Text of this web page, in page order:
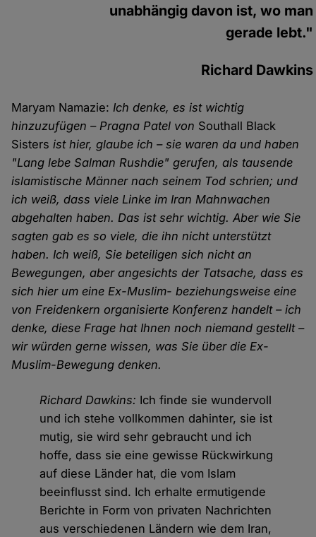
unabhängig davon ist, wo man
gerade lebt."
Richard Dawkins
Maryam Namazie:Ich denke, es ist wichtig
hinzuzufügen – Pragna Patel von Southall Black
Sisters ist hier, glaube ich – sie waren da und haben
"Lang lebe Salman Rushdie" gerufen, als tausende
islamistische Männer nach seinem Tod schrien; und
ich weiß, dass viele Linke im Iran Mahnwachen
abgehalten haben. Das ist sehr wichtig. Aber wie Sie
sagten gab es so viele, die ihn nicht unterstützt
haben. Ich weiß, Sie beteiligen sich nicht an
Bewegungen, aber angesichts der Tatsache, dass es
sich hier um eine Ex-Muslim- beziehungsweise eine
von Freidenkern organisierte Konferenz handelt – ich
denke, diese Frage hat Ihnen noch niemand gestellt –
wir würden gerne wissen, was Sie über die Ex-
Muslim-Bewegung denken.
Richard Dawkins: Ich finde sie wundervoll
und ich stehe vollkommen dahinter, sie ist
mutig, sie wird sehr gebraucht und ich
hoffe, dass sie eine gewisse Rückwirkung
auf diese Länder hat, die vom Islam
beeinflusst sind. Ich erhalte ermutigende
Berichte in Form von privaten Nachrichten
aus verschiedenen Ländern wie dem Iran,